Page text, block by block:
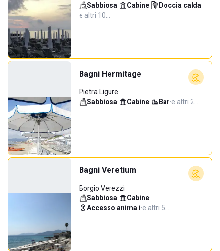
Sabbiosa· Cabine· Doccia calda·
e altri 10…
Bagni Hermitage
Pietra Ligure
Sabbiosa· Cabine· Bar·e altri 2…
Bagni Veretium
Borgio Verezzi
Sabbiosa· Cabine·
Accesso animali·e altri 5…